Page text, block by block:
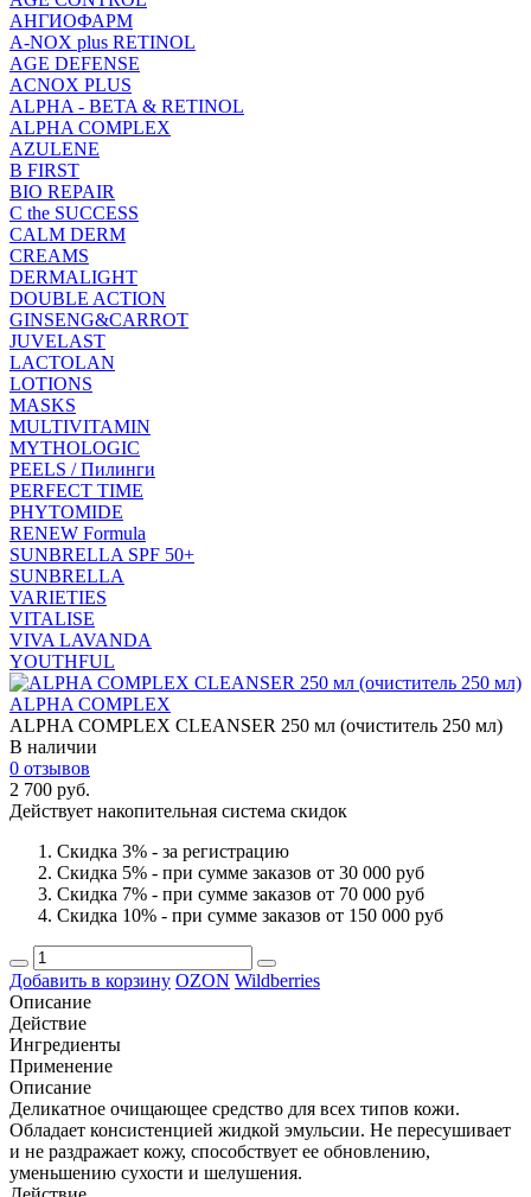
АНГИОФАРМ
A-NOX plus RETINOL
AGE DEFENSE
ACNOX PLUS
ALPHA - BETA & RETINOL
ALPHA COMPLEX
AZULENE
B FIRST
BIO REPAIR
C the SUCCESS
CALM DERM
CREAMS
DERMALIGHT
DOUBLE ACTION
GINSENG&CARROT
JUVELAST
LACTOLAN
LOTIONS
MASKS
MULTIVITAMIN
MYTHOLOGIC
PEELS / Пилинги
PERFECT TIME
PHYTOMIDE
RENEW Formula
SUNBRELLA SPF 50+
SUNBRELLA
VARIETIES
VITALISE
VIVA LAVANDA
YOUTHFUL
ALPHA COMPLEX
ALPHA COMPLEX СLEANSER 250 мл (очиститель 250 мл)
В наличии
0 отзывов
2 700 руб.
Действует накопительная система скидок
Скидка 3% - за регистрацию
Скидка 5% - при сумме заказов от 30 000 руб
Скидка 7% - при сумме заказов от 70 000 руб
Скидка 10% - при сумме заказов от 150 000 руб
Добавить в корзину OZON Wildberries
Описание
Действие
Ингредиенты
Применение
Описание
Деликатное очищающее средство для всех типов кожи.
Обладает консистенцией жидкой эмульсии. Не пересушивает
и не раздражает кожу, способствует ее обновлению,
уменьшению сухости и шелушения.